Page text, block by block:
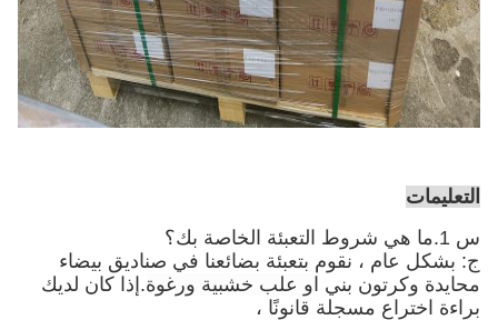
التعليمات
س 1.ما هي شروط التعبئة الخاصة بك؟
ج: بشكل عام ، نقوم بتعبئة بضائعنا في صناديق بيضاء
محايدة وكرتون بنياو علب خشبية ورغوة.إذا كان لديك
براءة اختراع مسجلة قانونًا ،